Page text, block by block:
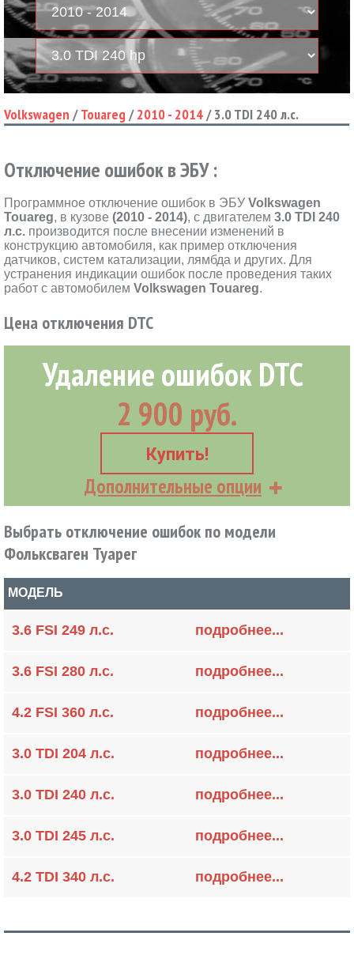
Volkswagen /Touareg /2010 - 2014/3.0 TDI 240 л.с.
Отключение ошибок в ЭБУ :
Программное отключение ошибок в ЭБУ Volkswagen
Touareg, в кузове (2010 - 2014), с двигателем 3.0 TDI 240
л.с. производится после внесении изменений в
конструкцию автомобиля, как пример отключения
датчиков, систем катализации, лямбда и других. Для
устранения индикации ошибок после проведения таких
работ с автомобилем Volkswagen Touareg.
Цена отключения DTC
Удаление ошибок DTC
2 900 руб.
Купить!
Дополнительные опции
Выбрать отключение ошибок по модели
Фольксваген Туарег
МОДЕЛЬ
3.6 FSI 249 л.с. подробнее...
3.6 FSI 280 л.с. подробнее...
4.2 FSI 360 л.с. подробнее...
3.0 TDI 204 л.с. подробнее...
3.0 TDI 240 л.с. подробнее...
3.0 TDI 245 л.с. подробнее...
4.2 TDI 340 л.с. подробнее...